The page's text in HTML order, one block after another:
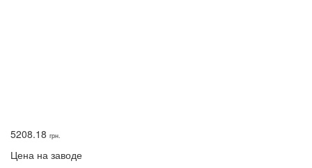
5208.18 грн.
Цена на заводе